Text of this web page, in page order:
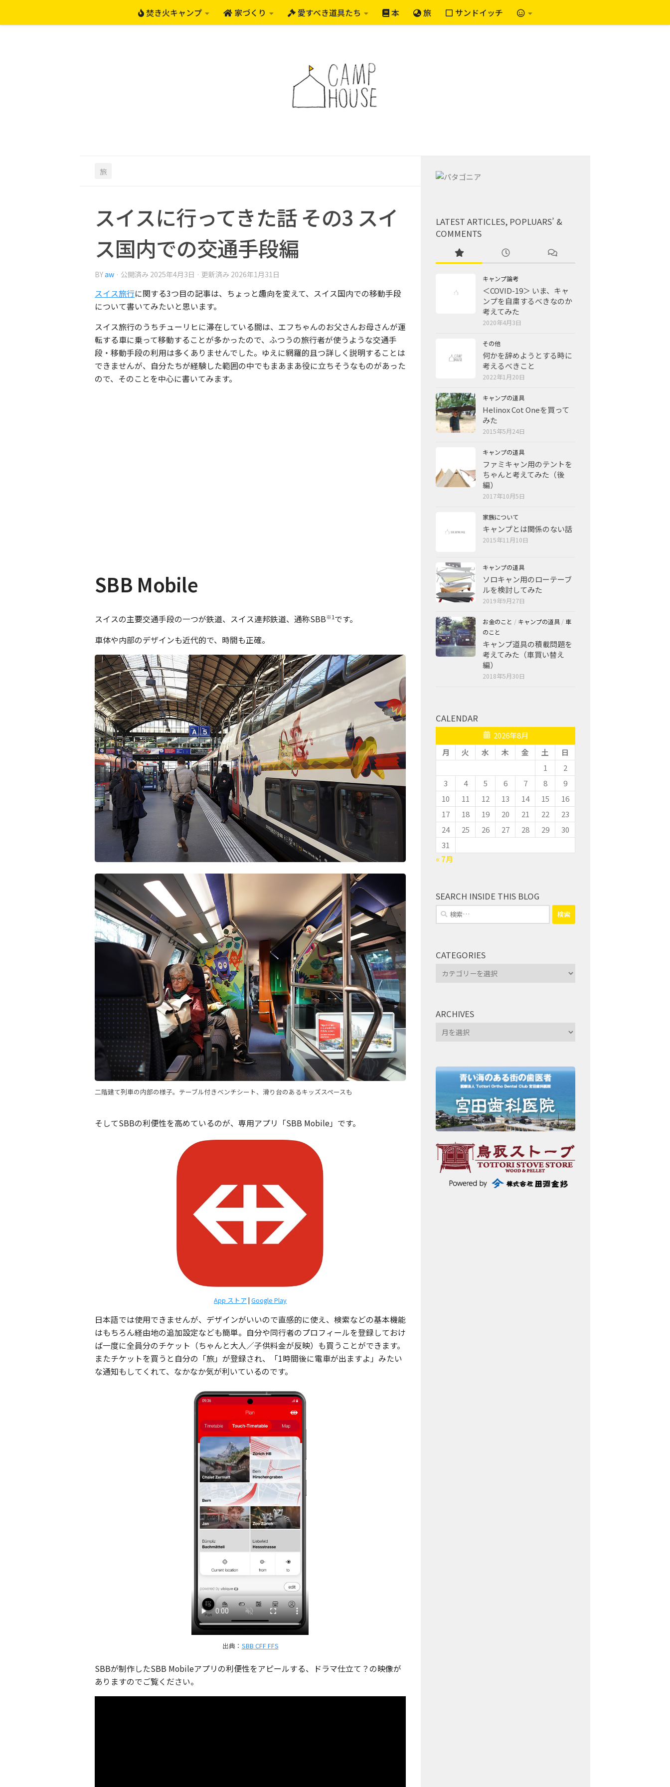
焚き火キャンプ 家づくり 愛すべき道具たち 本 旅 サンドイッチ
旅
スイスに行ってきた話 その3 スイ
ス国内での交通手段編
BYaw · 公開済み 2025年4月3日 · 更新済み 2026年1月31日
スイス旅行に関する3つ目の記事は、ちょっと趣向を変えて、スイス国内での移動手段
について書いてみたいと思います。
スイス旅行のうちチューリヒに滞在している間は、エフちゃんのお父さんお母さんが運
転する車に乗って移動することが多かったので、ふつうの旅行者が使うような交通手
段・移動手段の利用は多くありませんでした。ゆえに網羅的且つ詳しく説明することは
できませんが、自分たちが経験した範囲の中でもまあまあ役に立ちそうなものがあった
ので、そのことを中心に書いてみます。
SBB Mobile
スイスの主要交通手段の一つが鉄道、スイス連邦鉄道、通称SBB※1です。
車体や内部のデザインも近代的で、時間も正確。
二階建て列車の内部の様子。テーブル付きベンチシート、滑り台のあるキッズスペースも
そしてSBBの利便性を高めているのが、専用アプリ「SBB Mobile」です。
App ストア | Google Play
日本語では使用できませんが、デザインがいいので直感的に使え、検索などの基本機能
はもちろん経由地の追加設定なども簡単。自分や同行者のプロフィールを登録しておけ
ば一度に全員分のチケット（ちゃんと大人／子供料金が反映）も買うことができます。
またチケットを買うと自分の「旅」が登録され、「1時間後に電車が出ますよ」みたい
な通知もしてくれて、なかなか気が利いているのです。
出典： SBB CFF FFS
SBBが制作したSBB Mobileアプリの利便性をアピールする、ドラマ仕立て？の映像が
ありますのでご覧ください。
LATEST ARTICLES, POPLUARS’ &
COMMENTS
キャンプ論考
＜COVID-19＞ いま、キャ
ンプを自粛するべきなのか
考えてみた
2020年4月3日
その他
何かを辞めようとする時に
考えるべきこと
2022年1月20日
キャンプの道具
Helinox Cot Oneを買って
みた
2015年5月24日
キャンプの道具
ファミキャン用のテントを
ちゃんと考えてみた（後
編）
2017年10月5日
家族について
キャンプとは関係のない話
2015年11月10日
キャンプの道具
ソロキャン用のローテーブ
ルを検討してみた
2019年9月27日
お金のこと / キャンプの道具 / 車
のこと
キャンプ道具の積載問題を
考えてみた（車買い替え
編）
2018年5月30日
CALENDAR
2026年8月
月
火 水 木 金 土
日
1
2
3
4 5 6 7 8
9
10
11 12 13 14 15
16
17
18 19 20 21 22
23
24
25 26 27 28 29
30
31
« 7月
SEARCH INSIDE THIS BLOG
検
索:
CATEGORIES
Categories
ARCHIVES
Archives